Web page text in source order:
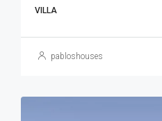
VILLA
pabloshouses